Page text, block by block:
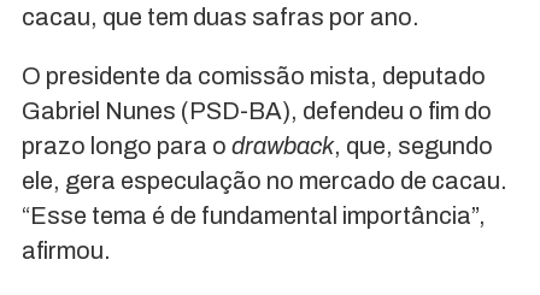
cacau, que tem duas safras por ano.
O presidente da comissão mista, deputado
Gabriel Nunes (PSD-BA), defendeu o fim do
prazo longo para o drawback, que, segundo
ele, gera especulação no mercado de cacau.
“Esse tema é de fundamental importância”,
afirmou.